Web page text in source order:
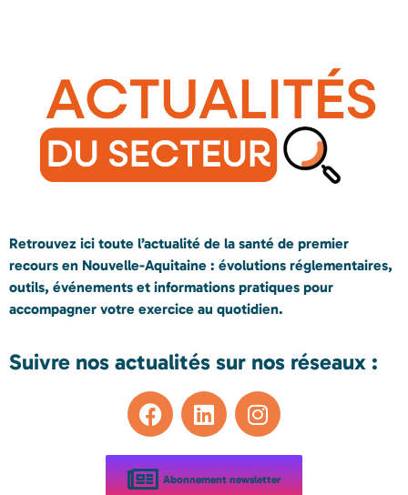
Retrouvez ici toute l’actualité de la santé de premier
recours en Nouvelle-Aquitaine : évolutions réglementaires,
outils, événements et informations pratiques pour
accompagner votre exercice au quotidien.
Suivre nos actualités sur nos réseaux :
Abonnement newsletter